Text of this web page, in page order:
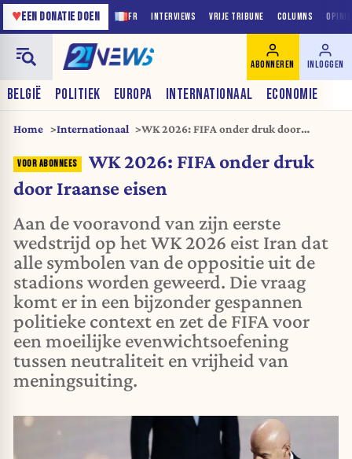
FR INTERVIEWS VRIJE TRIBUNE COLUMNS
♥EEN DONATIE DOEN
BELGIË POLITIEK EUROPA INTERNATIONAAL ECONOMIE
ABONNEREN INLOGGEN
Home Internationaal
WK 2026: FIFA onder druk door
WK 2026: FIFA onder druk
door Iraanse eisen
Aan de vooravond van zijn eerste
wedstrijd op het WK 2026 eist Iran dat
alle symbolen van de oppositie uit de
stadions worden geweerd. Die vraag
komt er in een bijzonder gespannen
politieke context en zet de FIFA voor
een moeilijke evenwichtsoefening
tussen neutraliteit en vrijheid van
meningsuiting.